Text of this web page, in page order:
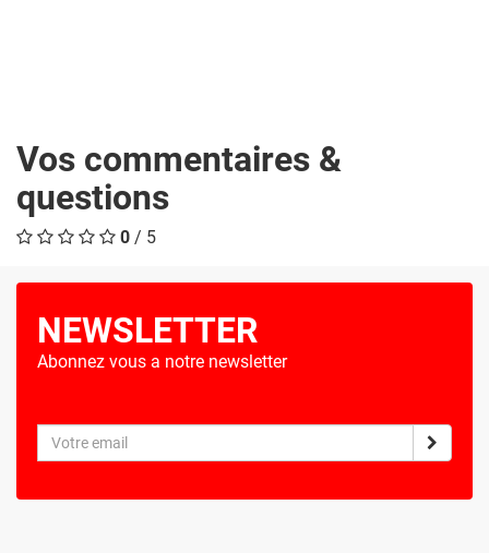
Vos commentaires &
questions
0 / 5
NEWSLETTER
Abonnez vous a notre newsletter